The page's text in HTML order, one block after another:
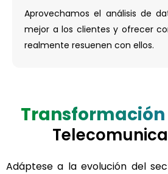
Aprovechamos el análisis de
mejor a los clientes y ofrecer
realmente resuenen con ellos.
Adáptese a la evolución del